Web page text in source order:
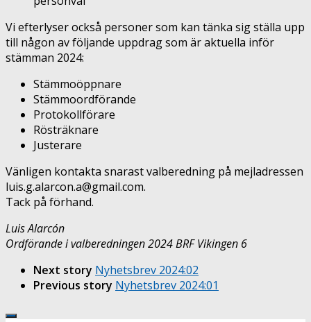
Vi efterlyser också personer som kan tänka sig ställa upp
till någon av följande uppdrag som är aktuella inför
stämman 2024:
Stämmoöppnare
Stämmoordförande
Protokollförare
Rösträknare
Justerare
Vänligen kontakta snarast valberedning på mejladressen
luis.g.alarcon.a@gmail.com.
Tack på förhand.
Luis Alarcón
Ordförande i valberedningen 2024 BRF Vikingen 6
Next story Nyhetsbrev 2024:02
Previous story Nyhetsbrev 2024:01